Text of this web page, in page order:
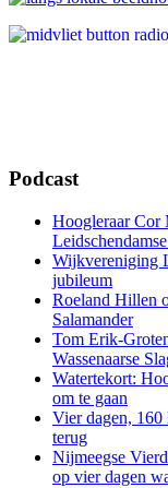
Podcast
Hoogleraar Cor
Wijkvereniging
jubileum
Roeland Hillen
Salamander
Tom Erik-
Wassenaarse
Watertekort:
om te gaan
Vier dagen,
terug
Nijmeegse
op vier dagen